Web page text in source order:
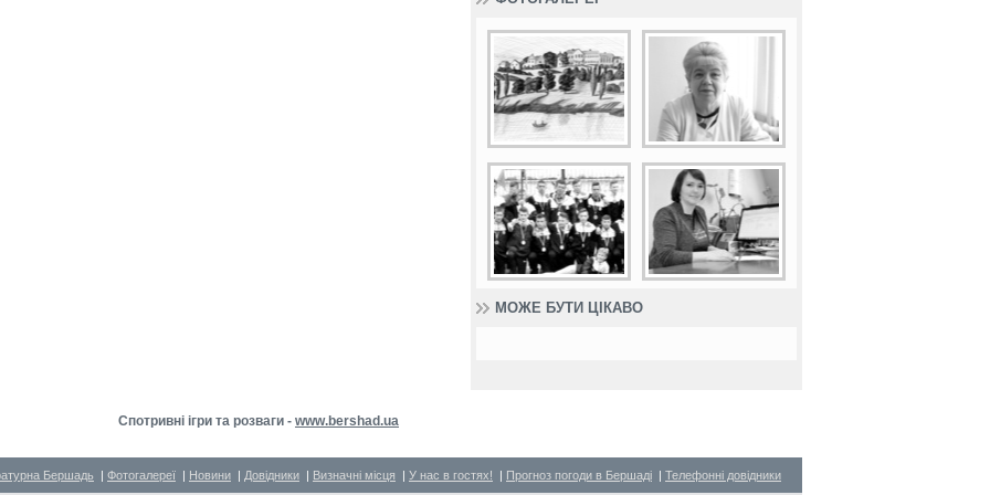
МОЖЕ БУТИ ЦІКАВО
Спотривні ігри та розваги - www.bershad.ua
Бершадь | Фотогалереї | Новини | Довідники | Визначні місця | У нас в гостях! | Прогноз погоди в Бершаді | Телефонні довідники